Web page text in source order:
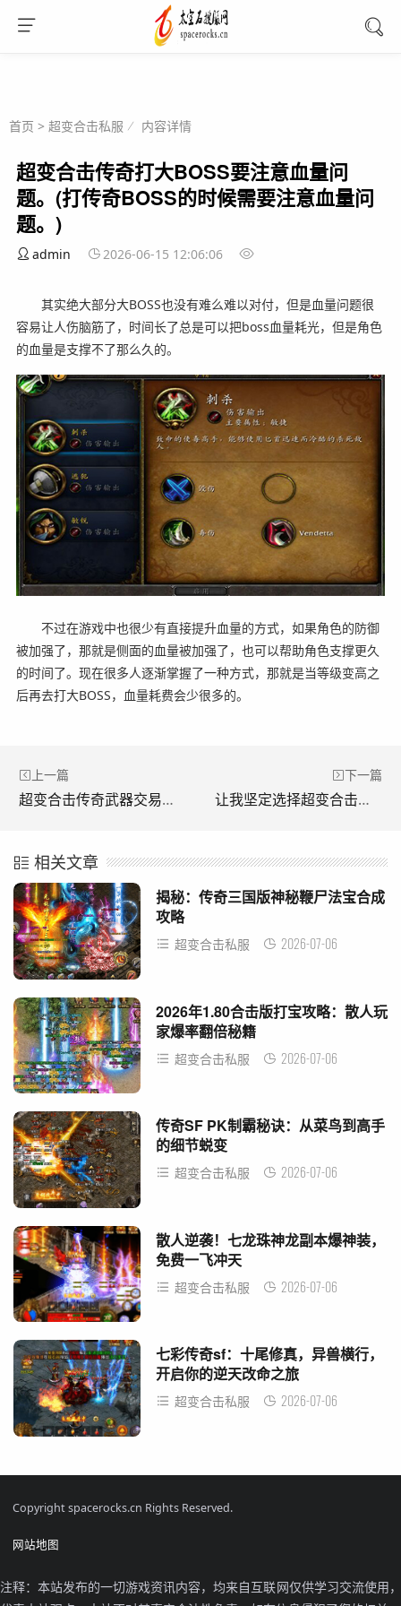
首页 > 超变合击私服 内容详情
超变合击传奇打大BOSS要注意血量问
题。(打传奇BOSS的时候需要注意血量问
题。)
admin 2026-06-15 12:06:06
其实绝大部分大BOSS也没有难么难以对付，但是血量问题很
容易让人伤脑筋了，时间长了总是可以把boss血量耗光，但是角色
的血量是支撑不了那么久的。
不过在游戏中也很少有直接提升血量的方式，如果角色的防御
被加强了，那就是侧面的血量被加强了，也可以帮助角色支撑更久
的时间了。现在很多人逐渐掌握了一种方式，那就是当等级变高之
后再去打大BOSS，血量耗费会少很多的。
上一篇
超变合击传奇武器交易如何避免损失？(交易传奇武器时如何避免损失？)
下一篇
让我坚定选择超变合击私服的原因。(我之所以坚定地选择超变攻击私服。)
相关文章
揭秘：传奇三国版神秘鞭尸法宝合成
攻略
超变合击私服 2026-07-06
2026年1.80合击版打宝攻略：散人玩
家爆率翻倍秘籍
超变合击私服 2026-07-06
传奇SF PK制霸秘诀：从菜鸟到高手
的细节蜕变
超变合击私服 2026-07-06
散人逆袭！七龙珠神龙副本爆神装，
免费一飞冲天
超变合击私服 2026-07-06
七彩传奇sf：十尾修真，异兽横行，
开启你的逆天改命之旅
超变合击私服 2026-07-06
Copyright spacerocks.cn Rights Reserved.
网站地图
注释：本站发布的一切游戏资讯内容，均来自互联网仅供学习交流使